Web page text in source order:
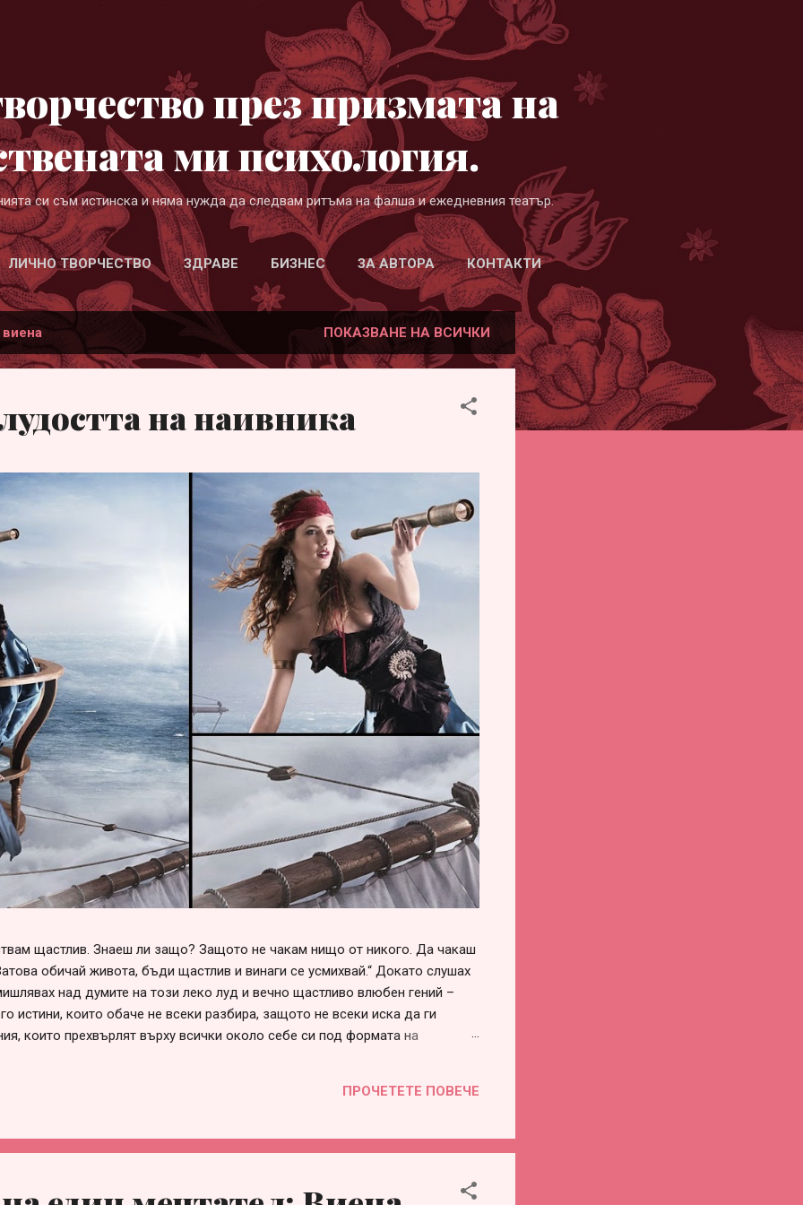
през призмата на
ми психология.
си съм истинска и няма нужда да следвам ритъма на фалша и ежедневния театър.
ЛИЧНО ТВОРЧЕСТВО ЗДРАВЕ БИЗНЕС ЗА АВТОРА КОНТАКТИ
виена ПОКАЗВАНЕ НА ВСИЧКИ
на наивника
щастлив. Знаеш ли защо? Защото не чакам нищо от никого. Да чакаш
обичай живота, бъди щастлив и винаги се усмихвай.“ Докато слушах
над думите на този леко луд и вечно щастливо влюбен гений –
истини, които обаче не всеки разбира, защото не всеки иска да ги
които прехвърлят върху всички около себе си под формата на
сърцето си. Така или иначе, болка във взаимоотношенията винаги има –
различна призма и личностна мотивация, за която няма своевременна
проста – когато един човек не събира смелост да заяви се...
ПРОЧЕТЕТЕ ПОВЕЧЕ